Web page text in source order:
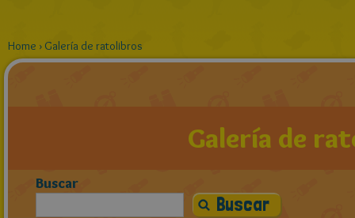
Home › Galería de ratolibros
Galería de
Buscar